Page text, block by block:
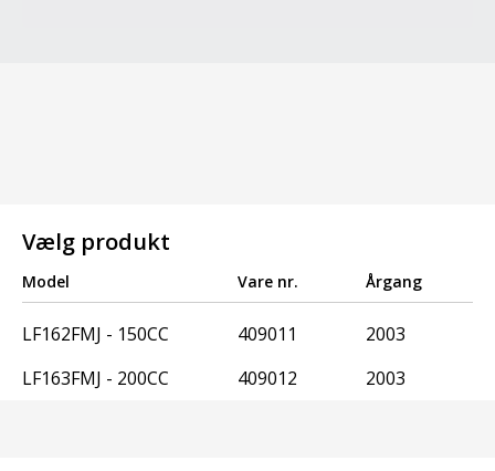
Vælg produkt
Model
LF162FMJ - 150CC
LF163FMJ - 200CC
Vare nr.
409011
409012
Årgang
2003
2003